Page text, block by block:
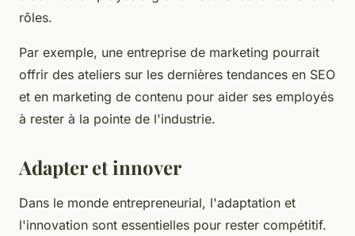
rôles.
Par exemple, une entreprise de marketing pourrait
offrir des ateliers sur les dernières tendances en SEO
et en marketing de contenu pour aider ses employés
à rester à la pointe de l'industrie.
Adapter et innover
Dans le monde entrepreneurial, l'adaptation et
l'innovation sont essentielles pour rester compétitif.